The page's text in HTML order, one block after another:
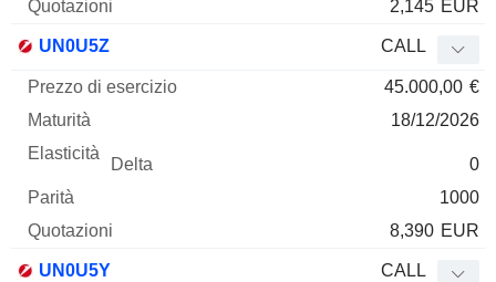
2,145 EUR
UN0U5Z CALL
45.000,00 €
18/12/2026
0
1000
8,390 EUR
UN0U5Y CALL